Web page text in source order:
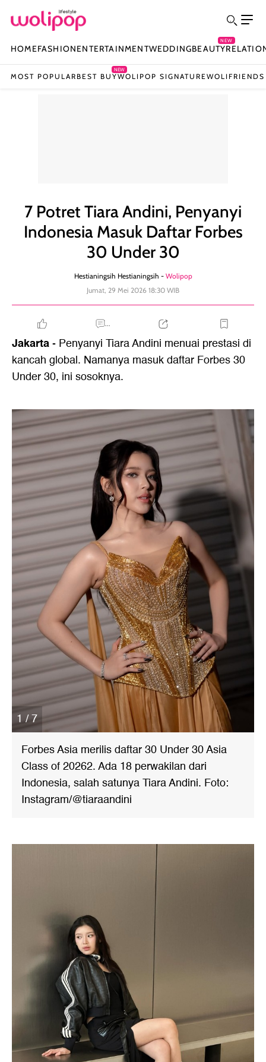
HOMEFASHIONENTERTAINMENTWEDDINGBEAUTY
NEW
MOST POPULAR BEST BUY
NEW
WOLIPOP SIGNATUREWOLIFRIENDS
7 Potret Tiara Andini, Penyanyi
Indonesia Masuk Daftar Forbes
30 Under 30
Hestianingsih Hestianingsih - Wolipop
Jumat, 29 Mei 2026 18:30 WIB
...
Jakarta- Penyanyi Tiara Andini menuai prestasi di
kancah global. Namanya masuk daftar Forbes 30
Under 30, ini sosoknya.
1 / 7
Forbes Asia merilis daftar 30 Under 30 Asia
Class of 20262. Ada 18 perwakilan dari
Indonesia, salah satunya Tiara Andini. Foto:
Instagram/@tiaraandini